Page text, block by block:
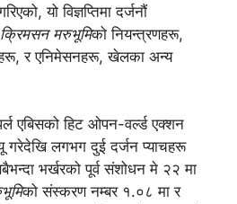
यो विज्ञप्तिमा दर्जनौं
क्रिमसन मरुभूमिको नियन्त्रणहरू,
र एनिमेसनहरू, खेलका अन्य
एबिसको हिट ओपन-वर्ल्ड एक्शन
गरेदेखि लगभग दुई दर्जन प्याचहरू
भर्खरको पूर्व संशोधन मे २२ मा
को संस्करण नम्बर १.०८ मा र